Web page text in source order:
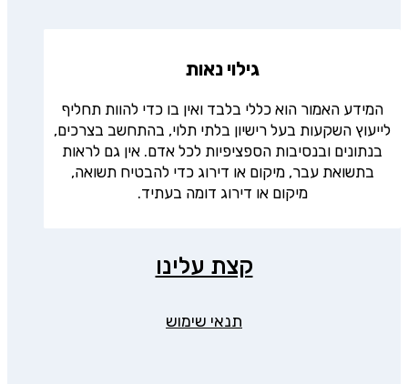
גילוי נאות
המידע האמור הוא כללי בלבד ואין בו כדי להוות תחליף
לייעוץ השקעות בעל רישיון בלתי תלוי, בהתחשב בצרכים,
בנתונים ובנסיבות הספציפיות לכל אדם. אין גם לראות
בתשואת עבר, מיקום או דירוג כדי להבטיח תשואה,
מיקום או דירוג דומה בעתיד.
קצת עלינו
תנאי שימוש